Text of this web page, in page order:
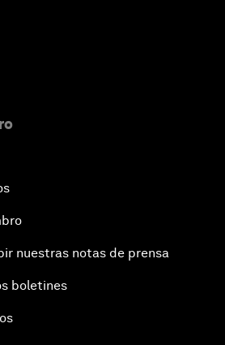
nuestras notas de prensa
boletines